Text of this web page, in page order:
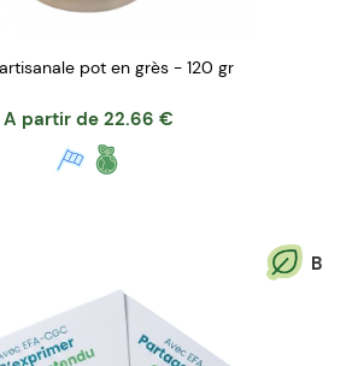
pot en grès - 120 gr
A partir de 22.66 €
B